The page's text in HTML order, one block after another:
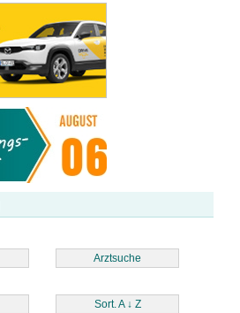
Arztsuche
Sort. A ↓ Z